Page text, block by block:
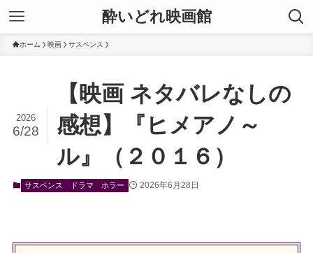
酔いどれ映画館
ホーム 映画 サスペンス
【映画 ネタバレなしの
感想】『ヒメアノ～
ル』（２０１６）
2026
6/28
サスペンス ドラマ ホラー 2026年6月28日